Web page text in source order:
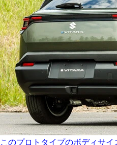
このプロトタイプのボディサイ